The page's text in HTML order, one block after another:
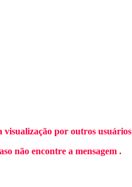
visualização por outros usuários
não encontre a mensagem .